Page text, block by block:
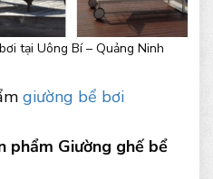
tại Uông Bí – Quảng Ninh
giường bể bơi
phẩm Giường ghế bể